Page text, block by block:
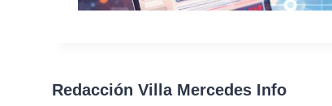
Redacción Villa Mercedes Info